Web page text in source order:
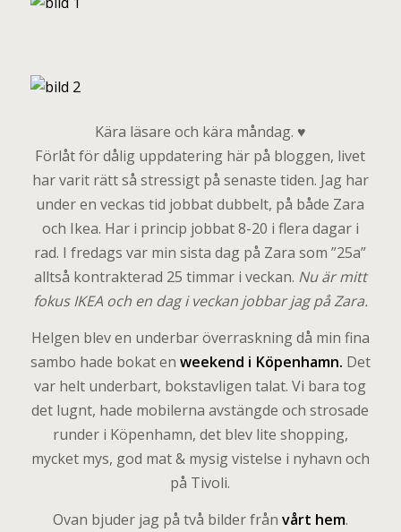
Kära läsare och kära måndag. ♥
Förlåt för dålig uppdatering här på bloggen, livet
har varit rätt så stressigt på senaste tiden. Jag har
under en veckas tid jobbat dubbelt, på både Zara
och Ikea. Har i princip jobbat 8-20 i flera dagar i
rad. I fredags var min sista dag på Zara som ”25a”
alltså kontrakterad 25 timmar i veckan. Nu är mitt
fokus IKEA och en dag i veckan jobbar jag på Zara.
Helgen blev en underbar överraskning då min fina
sambo hade bokat en weekend i Köpenhamn. Det
var helt underbart, bokstavligen talat. Vi bara tog
det lugnt, hade mobilerna avstängde och strosade
runder i Köpenhamn, det blev lite shopping,
mycket mys, god mat & mysig vistelse i nyhavn och
på Tivoli.
Ovan bjuder jag på två bilder från vårt hem.